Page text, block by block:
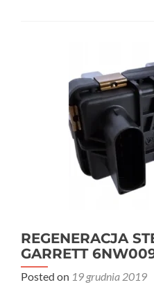
REGENERACJA
GARRETT
Posted on 19 grudnia 2019